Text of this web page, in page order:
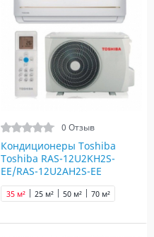
0 Отзыв
Кондиционеры Toshiba
Toshiba RAS-12U2KH2S-
EE/RAS-12U2AH2S-EE
25 м²
35 м² 50 м² 70 м²